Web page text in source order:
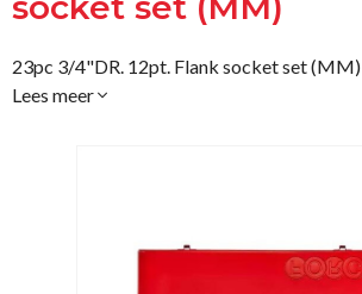
23pc 3/4"DR. 12pt. Flank socket set (MM)
Lees meer